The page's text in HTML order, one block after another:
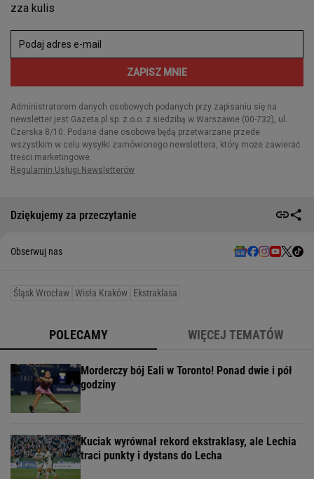
Dziękujemy za przeczytanie
Obserwuj nas
Śląsk Wrocław Wisła Kraków Ekstraklasa
POLECAMY WIĘCEJ TEMATÓW
Morderczy bój Eali w Toronto! Ponad dwie i pół
godziny
Kuciak wyrównał rekord ekstraklasy, ale Lechia
traci punkty i dystans do Lecha